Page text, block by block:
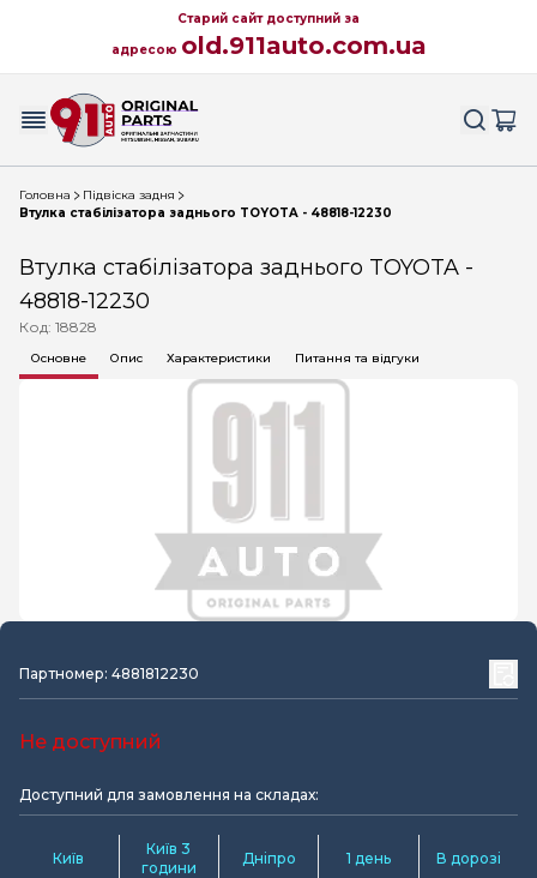
Старий сайт доступний за
адресою old.911auto.com.ua
Головна
Підвіска задня
Втулка стабілізатора заднього TOYOTA - 48818-12230
Втулка стабілізатора заднього TOYOTA -
48818-12230
Код: 18828
Основне Опис Характеристики Питання та відгуки
Партномер: 4881812230
Не доступний
Доступний для замовлення на складах:
Київ
Київ 3
години
Дніпро 1 день В дорозі